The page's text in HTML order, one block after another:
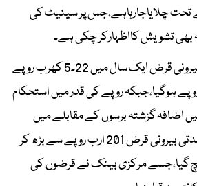
کے تحت چلایاجارہاہے،جس پر سینیٹ کی
بھی تشویش کااظہارکر چکی ہے۔
اعدادوشمارکے مطابق بیرونی قرض ایک سال میں 22۔5 کھرب روپے
کھرب روپے ہوگیا،جبکہ روپے کی قدر میں استحکام
اضافہ گزشتہ برسوں کے مقابلے میں
نسبتاً کم رہا، تاہم قلیل مدتی بیرونی قرض 201 ارب روپے سے بڑھ کر
گیا،جسے مرکزی بینک نے قرضوں کی